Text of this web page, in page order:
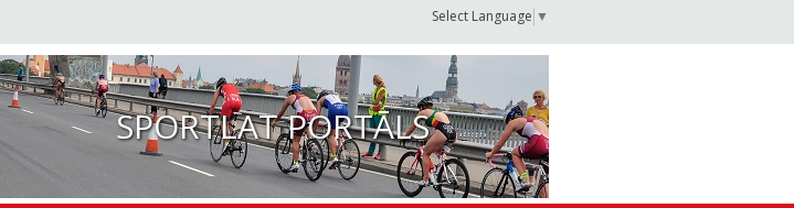
Select Language ▼
SPORTLAT PORTĀLS